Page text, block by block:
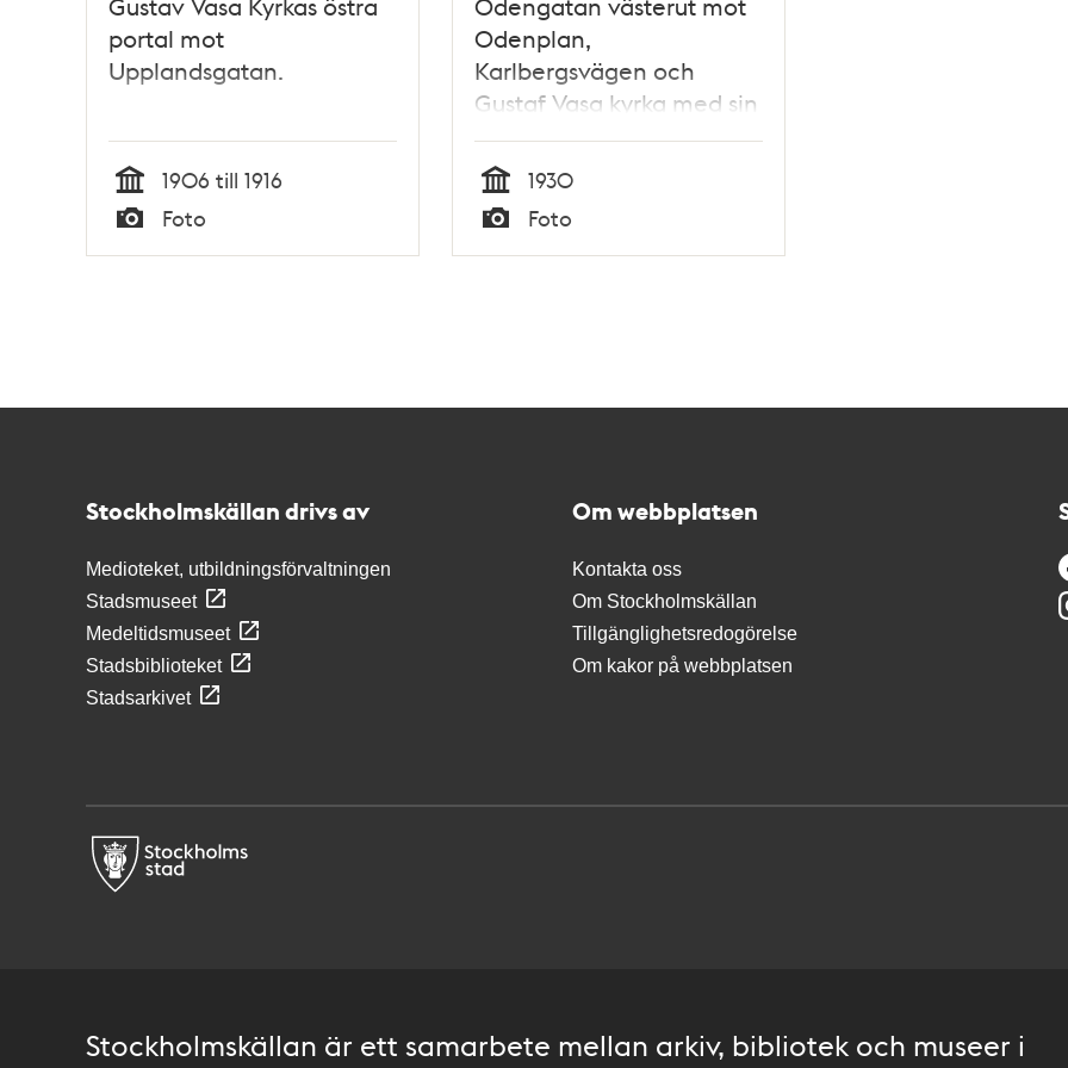
portal mot
Upplandsgatan.
Tid
1906 till 1916
Typ
Foto
Odenplan,
Karlbergsvägen och
Gustaf Vasa kyrka med sin
mäktiga kupol.
Tid
1930
Typ
Foto
Stockholmskällan drivs av
Medioteket, utbildningsförvaltningen
Stadsmuseet
Medeltidsmuseet
Stadsbiblioteket
Stadsarkivet
Om webbplatsen
Kontakta oss
Om Stockholmskällan
Tillgänglighetsredogörelse
Om kakor på webbplatsen
Stockholmskällan är ett samarbete mellan arkiv, bibliotek och museer i